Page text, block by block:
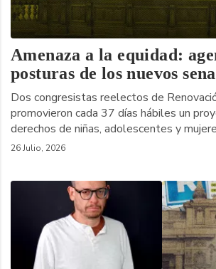
Amenaza a la equidad:
posturas de los nuevos
Dos congresistas reelectos de
promovieron cada 37 días hábiles un
derechos de niñas, adolescentes y
26 Julio, 2026